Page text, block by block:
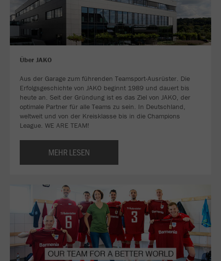
Über JAKO
Aus der Garage zum führenden Teamsport-Ausrüster. Die
Erfolgsgeschichte von JAKO beginnt 1989 und dauert bis
heute an. Seit der Gründung ist es das Ziel von JAKO, der
optimale Partner für alle Teams zu sein. In Deutschland,
weltweit und von der Kreisklasse bis in die Champions
League. WE ARE TEAM!
MEHR LESEN